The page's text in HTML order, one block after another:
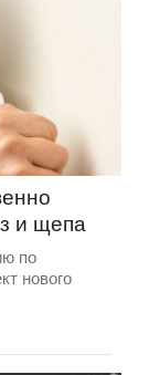
и щепа
по
нового